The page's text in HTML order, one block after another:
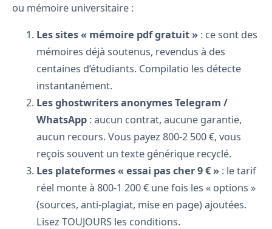
ou mémoire universitaire :
Les sites « mémoire pdf gratuit » : ce sont des
mémoires déjà soutenus, revendus à des
centaines d’étudiants. Compilatio les détecte
instantanément.
Les ghostwriters anonymes Telegram /
WhatsApp : aucun contrat, aucune garantie,
aucun recours. Vous payez 800-2 500 €, vous
reçois souvent un texte générique recyclé.
Les plateformes « essai pas cher 9 € » : le tarif
réel monte à 800-1 200 € une fois les « options »
(sources, anti-plagiat, mise en page) ajoutées.
Lisez TOUJOURS les conditions.